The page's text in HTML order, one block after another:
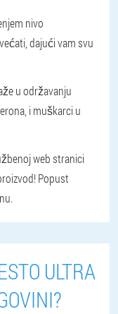
nivo
dajući vam svu
u održavanju
i muškarci u
web stranici
Popust
ULTRA